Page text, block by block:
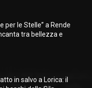
per le Stelle” a Rende
tra bellezza e
in salvo a Lorica: il